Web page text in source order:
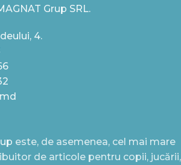
Grup SRL.
4.
este, de asemenea, cel mai mare
de articole pentru copii, jucării,